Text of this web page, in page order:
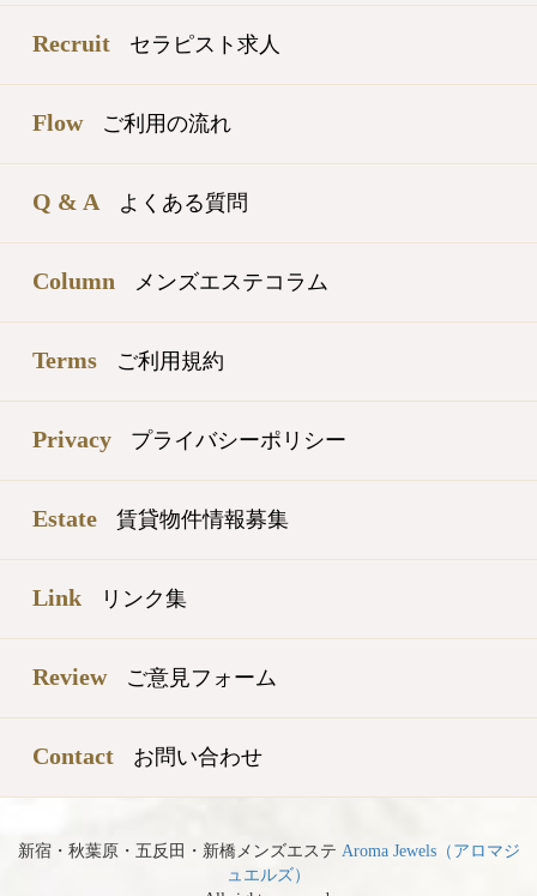
Recruit セラピスト求人
Flow ご利用の流れ
Q & A よくある質問
Column メンズエステコラム
Terms ご利用規約
Privacy プライバシーポリシー
Estate 賃貸物件情報募集
Link リンク集
Review ご意見フォーム
Contact お問い合わせ
新宿・秋葉原・五反田・新橋メンズエステ Aroma Jewels（アロマジ
ュエルズ）